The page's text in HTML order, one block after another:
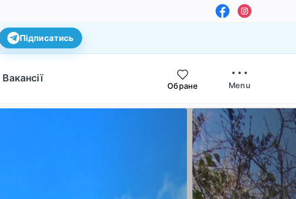
Підписатись
Вакансії
Обране Menu